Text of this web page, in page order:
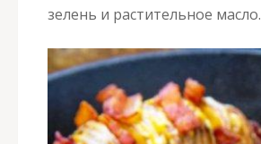
зелень и растительное масло.